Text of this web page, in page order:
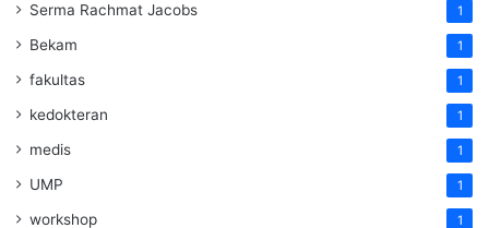
Serma Rachmat Jacobs 1
Bekam 1
fakultas 1
kedokteran 1
medis 1
UMP 1
workshop 1